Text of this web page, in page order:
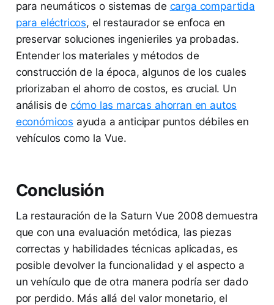
para neumáticos o sistemas de carga compartida
para eléctricos, el restaurador se enfoca en
preservar soluciones ingenieriles ya probadas.
Entender los materiales y métodos de
construcción de la época, algunos de los cuales
priorizaban el ahorro de costos, es crucial. Un
análisis de cómo las marcas ahorran en autos
económicos ayuda a anticipar puntos débiles en
vehículos como la Vue.
Conclusión
La restauración de la Saturn Vue 2008 demuestra
que con una evaluación metódica, las piezas
correctas y habilidades técnicas aplicadas, es
posible devolver la funcionalidad y el aspecto a
un vehículo que de otra manera podría ser dado
por perdido. Más allá del valor monetario, el